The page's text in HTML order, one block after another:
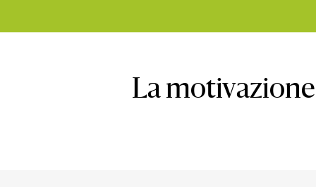
La motivazione